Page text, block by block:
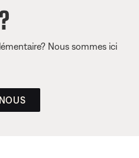
Nous sommes ici